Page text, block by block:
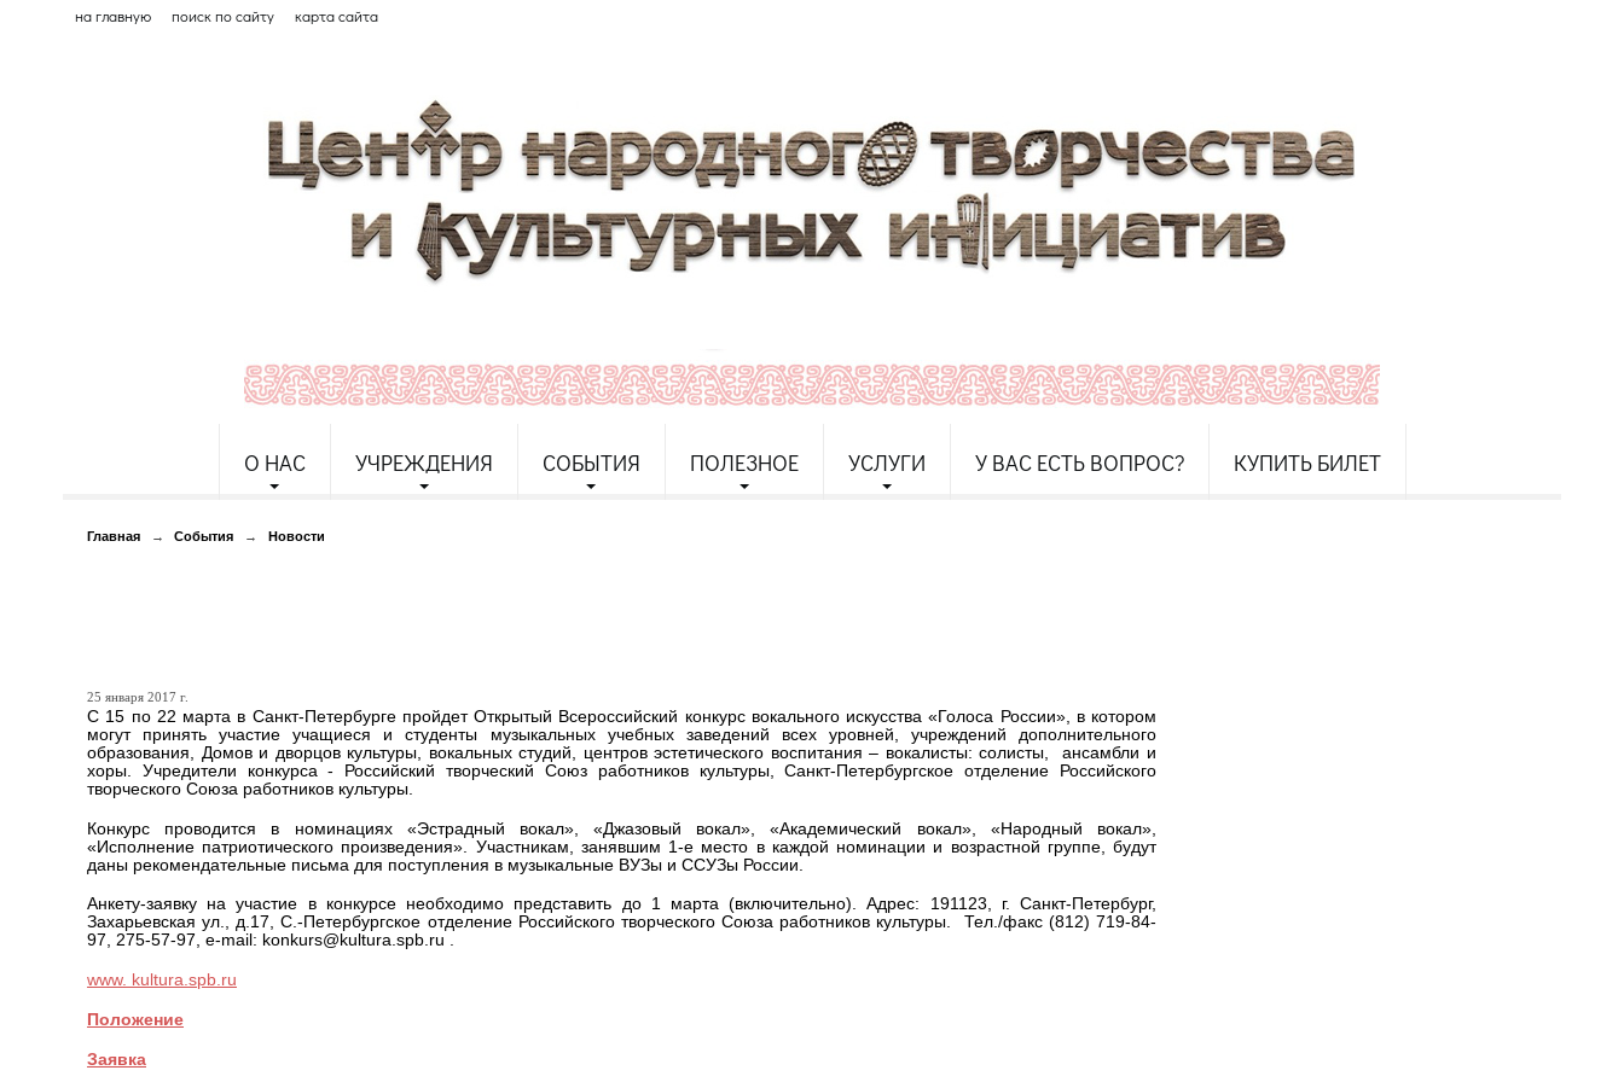
на главную поиск по сайту карта сайта
О НАС УЧРЕЖДЕНИЯ СОБЫТИЯ ПОЛЕЗНОЕ УСЛУГИ У ВАС ЕСТЬ ВОПРОС? КУПИТЬ БИЛЕТ
Главная → События → Новости
25 января 2017 г.
С 15 по 22 марта в Санкт-Петербурге пройдет Открытый Всероссийский конкурс вокального искусства «Голоса России», в котором
могут принять участие учащиеся и студенты музыкальных учебных заведений всех уровней, учреждений дополнительного
образования, Домов и дворцов культуры, вокальных студий, центров эстетического воспитания – вокалисты: солисты, ансамбли и
хоры. Учредители конкурса - Российский творческий Союз работников культуры, Санкт-Петербургское отделение Российского
творческого Союза работников культуры.
Конкурс проводится в номинациях «Эстрадный вокал», «Джазовый вокал», «Академический вокал», «Народный вокал»,
«Исполнение патриотического произведения». Участникам, занявшим 1-е место в каждой номинации и возрастной группе, будут
даны рекомендательные письма для поступления в музыкальные ВУЗы и ССУЗы России.
Анкету-заявку на участие в конкурсе необходимо представить до 1 марта (включительно). Адрес: 191123, г. Санкт-Петербург,
Захарьевская ул., д.17, С.-Петербургское отделение Российского творческого Союза работников культуры. Тел./факс (812) 719-84-
97, 275-57-97, e-mail: konkurs@kultura.spb.ru .
www. kultura.spb.ru
Положение
Заявка